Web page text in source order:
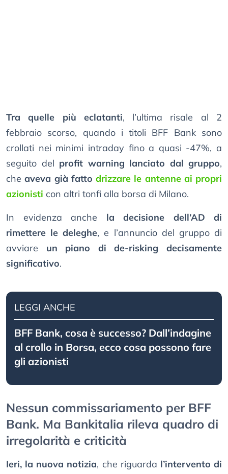
Tra quelle più eclatanti, l’ultima risale al 2
febbraio scorso, quando i titoli BFF Bank sono
crollati nei minimi intraday fino a quasi -47%, a
seguito del profit warning lanciato dal gruppo,
cheaveva già fatto drizzare le antenne ai propri
azionisti con altri tonfi alla borsa di Milano.
In evidenza anche la decisione dell’AD di
rimettere le deleghe, e l’annuncio del gruppo di
avviare un piano di de-risking decisamente
significativo.
LEGGI ANCHE
BFF Bank, cosa è successo? Dall’indagine
al crollo in Borsa, ecco cosa possono fare
gli azionisti
Nessun commissariamento per BFF
Bank. Ma Bankitalia rileva quadro di
irregolarità e criticità
Ieri, la nuova notizia, che riguarda l’intervento di